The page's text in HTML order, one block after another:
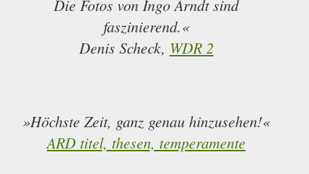
Die Fotos von Ingo Arndt sind
faszinierend.«
Denis Scheck, WDR 2
»Höchste Zeit, ganz genau hinzusehen!«
ARD titel, thesen, temperamente